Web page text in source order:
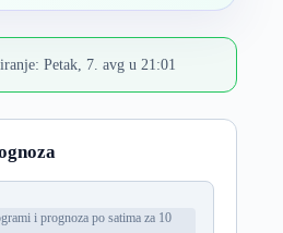
Petak, 7. avg u 21:01
i prognoza po satima za 10